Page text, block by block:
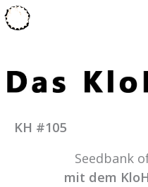
Zum
Inhalt
KH #105
Seedbank
mit dem